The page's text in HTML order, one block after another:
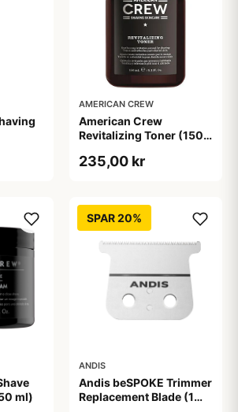
AMERICAN CREW
American Crew
Revitalizing Toner (150
235,00 kr
ml)
SPAR 20%
ANDIS
Andis beSPOKE Trimmer
Replacement Blade (1